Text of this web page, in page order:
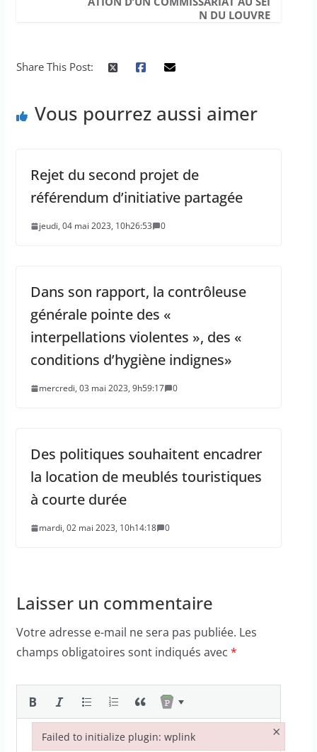
N DU LOUVRE
Share This Post:
Vous pourrez aussi aimer
Rejet du second projet de
référendum d’initiative partagée
jeudi, 04 mai 2023, 10h26:53 0
Dans son rapport, la contrôleuse
générale pointe des «
interpellations violentes », des «
conditions d’hygiène indignes»
mercredi, 03 mai 2023, 9h59:17 0
Des politiques souhaitent encadrer
la location de meublés touristiques
à courte durée
mardi, 02 mai 2023, 10h14:18 0
Laisser un commentaire
Votre adresse e-mail ne sera pas publiée. Les
champs obligatoires sont indiqués avec *
Failed to initialize plugin: wplink ×